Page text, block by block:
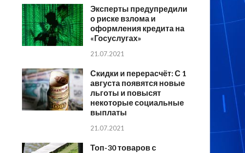
Эксперты предупредили
о риске взлома и
оформления кредита на
«Госуслугах»
21.07.2021
Скидки и перерасчёт: С 1
августа появятся новые
льготы и повысят
некоторые социальные
выплаты
21.07.2021
Топ-30 товаров с